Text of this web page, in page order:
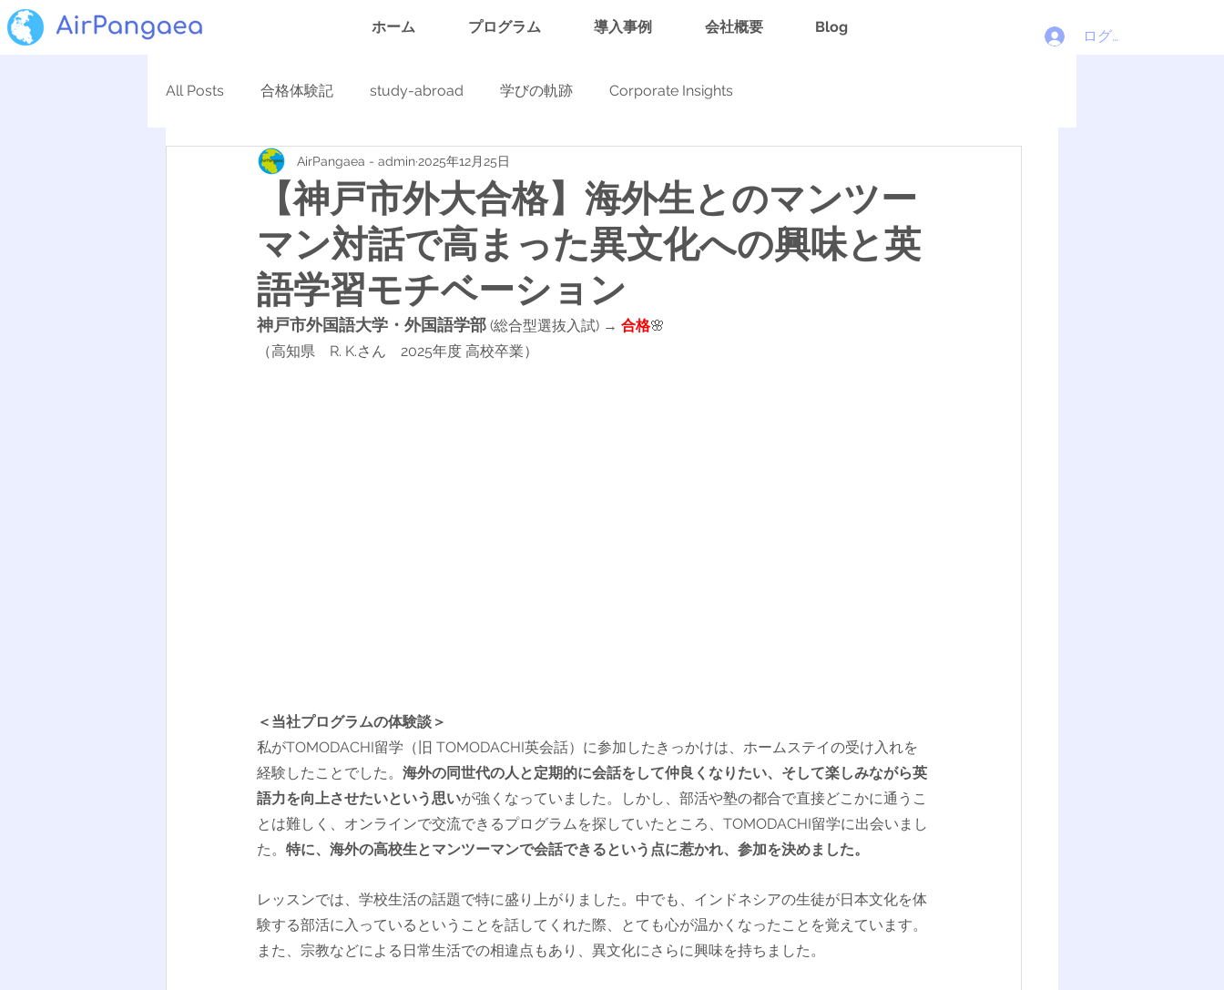
ログイン
ホーム プログラム 導入事例 会社概要 Blog
All Posts 合格体験記 study-abroad 学びの軌跡 Corporate Insights
【神戸市外大合格】海外生とのマンツー
マン対話で高まった異文化への興味と英
語学習モチベーション
AirPangaea - admin 2025年12月25日
神戸市外国語大学・外国語学部 (総合型選抜入試) → 合格🌸
（高知県　R. K.さん　2025年度 高校卒業）
＜当社プログラムの体験談＞
私がTOMODACHI留学（旧 TOMODACHI英会話）に参加したきっかけは、ホームステイの受け入れを
経験したことでした。 海外の同世代の人と定期的に会話をして仲良くなりたい、そして楽しみながら英
語力を向上させたいという思いが強くなっていました。しかし、部活や塾の都合で直接どこかに通うこ
とは難しく、オンラインで交流できるプログラムを探していたところ、TOMODACHI留学に出会いまし
た。 特に、海外の高校生とマンツーマンで会話できるという点に惹かれ、参加を決めました。
レッスンでは、学校生活の話題で特に盛り上がりました。中でも、インドネシアの生徒が日本文化を体
験する部活に入っているということを話してくれた際、とても心が温かくなったことを覚えています。
また、宗教などによる日常生活での相違点もあり、異文化にさらに興味を持ちました。